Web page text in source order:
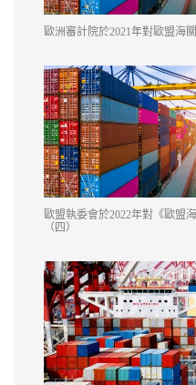
歐洲審計院於2021年對歐盟海
歐盟執委會於2022年對《歐盟
（四）